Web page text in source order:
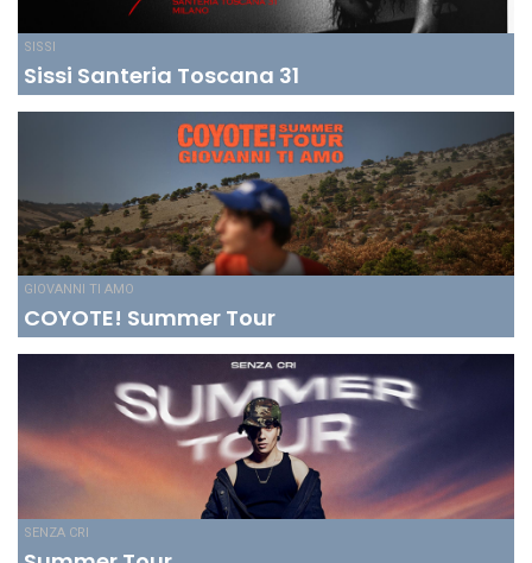
SISSI
Sissi Santeria Toscana 31
GIOVANNI TI AMO
COYOTE! Summer Tour
SENZA CRI